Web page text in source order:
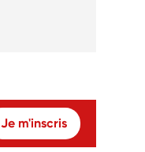
Je m'inscris